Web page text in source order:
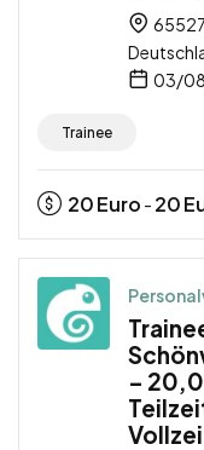
03/
Trainee
20Euro - 20
–